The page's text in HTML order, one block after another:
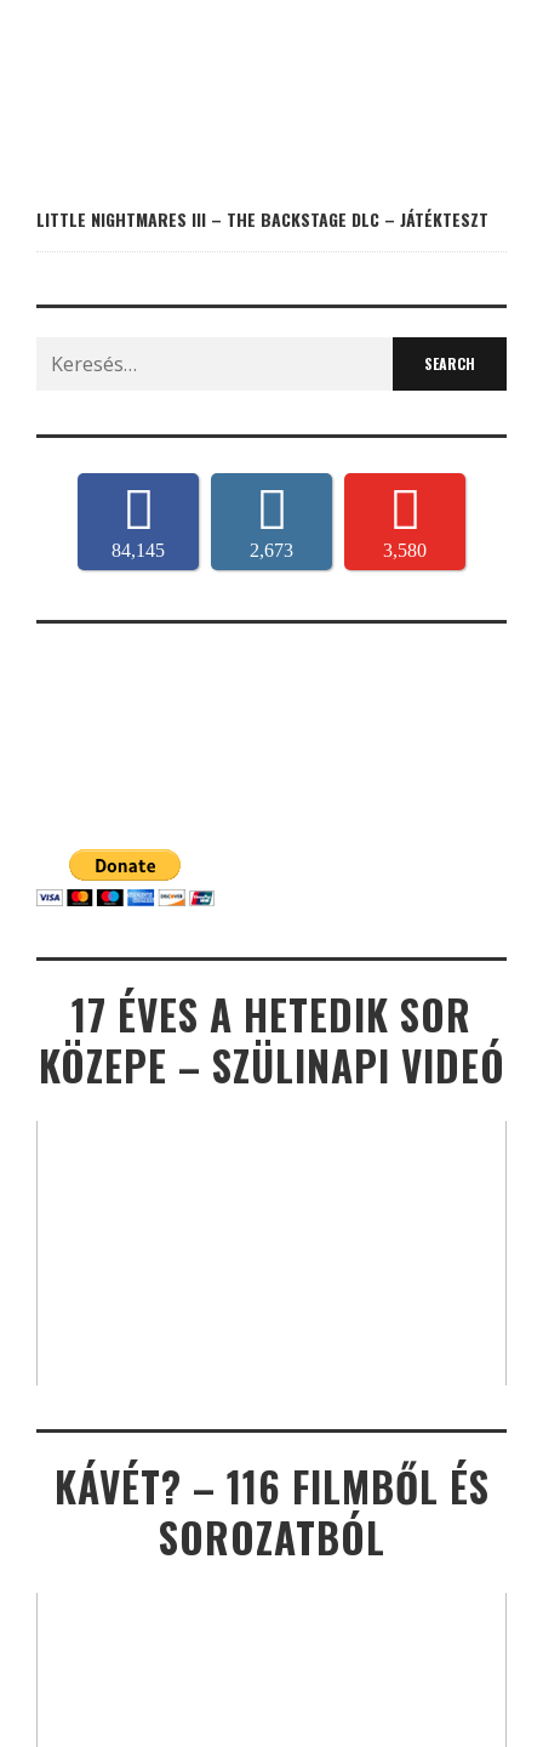
LITTLE NIGHTMARES III – THE BACKSTAGE DLC – JÁTÉKTESZT
Search
for:
84,145 2,673 3,580
17 ÉVES A HETEDIK SOR
KÖZEPE – SZÜLINAPI VIDEÓ
KÁVÉT? – 116 FILMBŐL ÉS
SOROZATBÓL